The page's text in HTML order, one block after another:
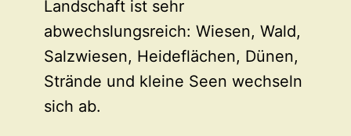
Landschaft ist sehr
abwechslungsreich: Wiesen, Wald,
Salzwiesen, Heideflächen, Dünen,
Strände und kleine Seen wechseln
sich ab.